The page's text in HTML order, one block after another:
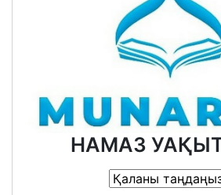
НАМАЗ